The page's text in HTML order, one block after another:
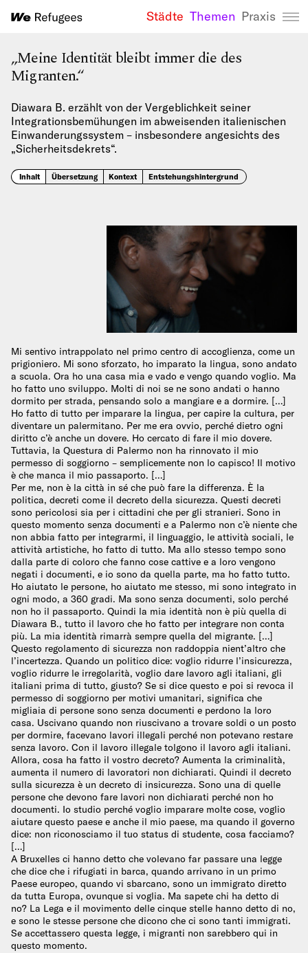
We Refugees
Städte Themen Praxis
„Meine Identität bleibt immer die des
Migranten.“
Diawara B. erzählt von der Vergeblichkeit seiner
Integrationsbemühungen im abweisenden italienischen
Einwanderungssystem – insbesondere angesichts des
„Sicherheitsdekrets“.
Inhalt Übersetzung Kontext Entstehungshintergrund
Mi sentivo intrappolato nel primo centro di accoglienza, come un
prigioniero. Mi sono sforzato, ho imparato la lingua, sono andato
a scuola. Ora ho una casa mia e vado e vengo quando voglio. Ma
ho fatto uno sviluppo. Molti di noi se ne sono andati o hanno
dormito per strada, pensando solo a mangiare e a dormire. […]
Ho fatto di tutto per imparare la lingua, per capire la cultura, per
diventare un palermitano. Per me era ovvio, perché dietro ogni
diritto c’è anche un dovere. Ho cercato di fare il mio dovere.
Tuttavia, la Questura di Palermo non ha rinnovato il mio
permesso di soggiorno – semplicemente non lo capisco! Il motivo
è che manca il mio passaporto. […]
Per me, non è la città in sé che può fare la differenza. È la
politica, decreti come il decreto della sicurezza. Questi decreti
sono pericolosi sia per i cittadini che per gli stranieri. Sono in
questo momento senza documenti e a Palermo non c’è niente che
non abbia fatto per integrarmi, il linguaggio, le attività sociali, le
attività artistiche, ho fatto di tutto. Ma allo stesso tempo sono
dalla parte di coloro che fanno cose cattive e a loro vengono
negati i documenti, e io sono da quella parte, ma ho fatto tutto.
Ho aiutato le persone, ho aiutato me stesso, mi sono integrato in
ogni modo, a 360 gradi. Ma sono senza documenti, solo perché
non ho il passaporto. Quindi la mia identità non è più quella di
Diawara B., tutto il lavoro che ho fatto per integrare non conta
più. La mia identità rimarrà sempre quella del migrante. […]
Questo regolamento di sicurezza non raddoppia nient’altro che
l’incertezza. Quando un politico dice: voglio ridurre l’insicurezza,
voglio ridurre le irregolarità, voglio dare lavoro agli italiani, gli
italiani prima di tutto, giusto? Se si dice questo e poi si revoca il
permesso di soggiorno per motivi umanitari, significa che
migliaia di persone sono senza documenti e perdono la loro
casa. Uscivano quando non riuscivano a trovare soldi o un posto
per dormire, facevano lavori illegali perché non potevano restare
senza lavoro. Con il lavoro illegale tolgono il lavoro agli italiani.
Allora, cosa ha fatto il vostro decreto? Aumenta la criminalità,
aumenta il numero di lavoratori non dichiarati. Quindi il decreto
sulla sicurezza è un decreto di insicurezza. Sono una di quelle
persone che devono fare lavori non dichiarati perché non ho
documenti. Io studio perché voglio imparare molte cose, voglio
aiutare questo paese e anche il mio paese, ma quando il governo
dice: non riconosciamo il tuo status di studente, cosa facciamo?
[…]
A Bruxelles ci hanno detto che volevano far passare una legge
che dice che i rifugiati in barca, quando arrivano in un primo
Paese europeo, quando vi sbarcano, sono un immigrato diretto
da tutta Europa, ovunque si voglia. Ma sapete chi ha detto di
no? La Lega e il movimento delle cinque stelle hanno detto di no,
e sono le stesse persone che dicono che ci sono tanti immigrati.
Se accettassero questa legge, i migranti non sarebbero qui in
questo momento.